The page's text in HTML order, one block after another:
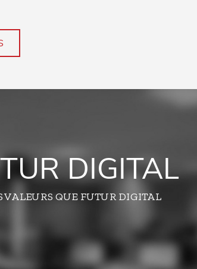
DIGITAL
VALEURS QUE FUTUR DIGITAL